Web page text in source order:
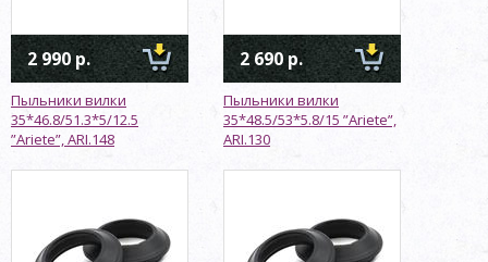
2 990 р.
Пыльники вилки
35*46.8/51.3*5/12.5
”Ariete”, ARI.148
2 690 р.
Пыльники вилки
35*48.5/53*5.8/15 ”Ariete”,
ARI.130